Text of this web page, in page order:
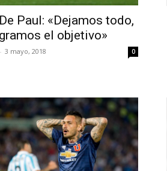
Paul: «Dejamos todo,
el objetivo»
- 3 mayo, 2018 0